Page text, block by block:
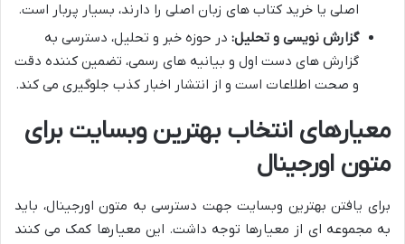
اصلی یا خرید کتاب های زبان اصلی را دارند، بسیار پربار است.
گزارش نویسی و تحلیل: در حوزه خبر و تحلیل، دسترسی به
گزارش های دست اول و بیانیه های رسمی، تضمین کننده دقت
و صحت اطلاعات است و از انتشار اخبار کذب جلوگیری می کند.
معیارهای انتخاب بهترین وبسایت برای
متون اورجینال
برای یافتن بهترین وبسایت جهت دسترسی به متون اورجینال، باید
به مجموعه ای از معیارها توجه داشت. این معیارها کمک می کنند